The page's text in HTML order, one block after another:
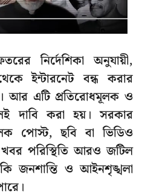
নির্দেশিকা অনুযায়ী,
ইন্টারনেট বন্ধ করার
আর এটি প্রতিরোধমূলক ও
দাবি করা হয়। সরকার
পোস্ট, ছবি বা ভিডিও
পরিস্থিতি আরও জটিল
জনশান্তি ও আইনশৃঙ্খলা